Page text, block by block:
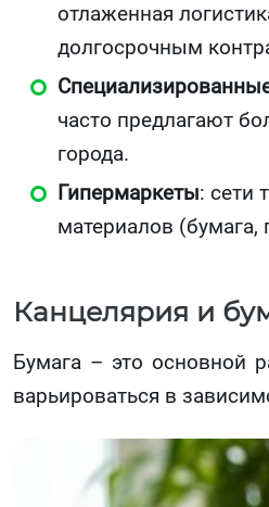
отлаженная
долгосрочным
часто предлагают
города.
Гипермаркеты: сети
материалов (бумага,
Канцелярия и
Бумага – это основной
варьироваться в